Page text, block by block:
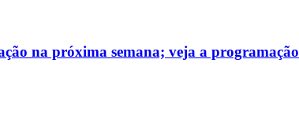
na próxima semana; veja a programação